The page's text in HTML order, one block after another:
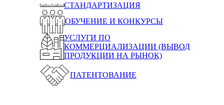
СТАНДАРТИЗАЦИЯ
ОБУЧЕНИЕ И КОНКУРСЫ
УСЛУГИ ПО
КОММЕРЦИАЛИЗАЦИИ (ВЫВОД
ПРОДУКЦИИ НА РЫНОК)
ПАТЕНТОВАНИЕ